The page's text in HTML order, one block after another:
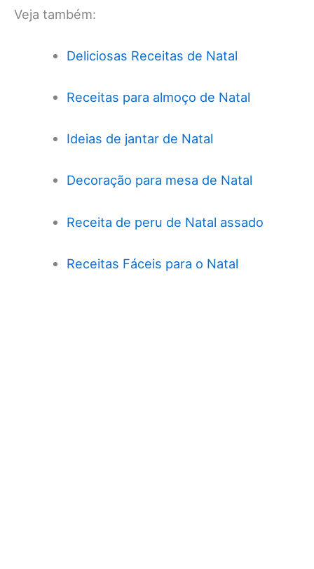
Veja também:
Deliciosas Receitas de Natal
Receitas para almoço de Natal
Ideias de jantar de Natal
Decoração para mesa de Natal
Receita de peru de Natal assado
Receitas Fáceis para o Natal